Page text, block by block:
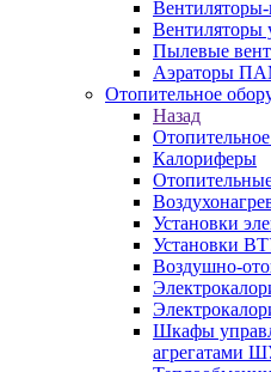
Вентиляторы-
Вентиляторы
Пылевые
Аэраторы
Отопительное
Назад
Калориферы
Установки
Установки
Воздушно-
Шкафы
агрегатами